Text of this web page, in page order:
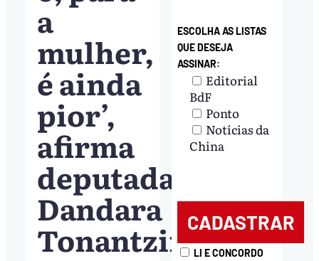
a
mulher,
é ainda
pior’,
afirma
deputada
Dandara
Tonantzin
ESCOLHA AS LISTAS
QUE DESEJA
ASSINAR:
Editorial
BdF
Ponto
Notícias da
China
LI E CONCORDO